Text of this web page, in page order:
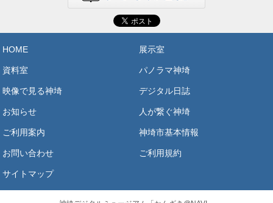
HOME 展示室
資料室 パノラマ神埼
映像で見る神埼 デジタル日誌
お知らせ 人が繋ぐ神埼
ご利用案内 神埼市基本情報
お問い合わせ ご利用規約
サイトマップ